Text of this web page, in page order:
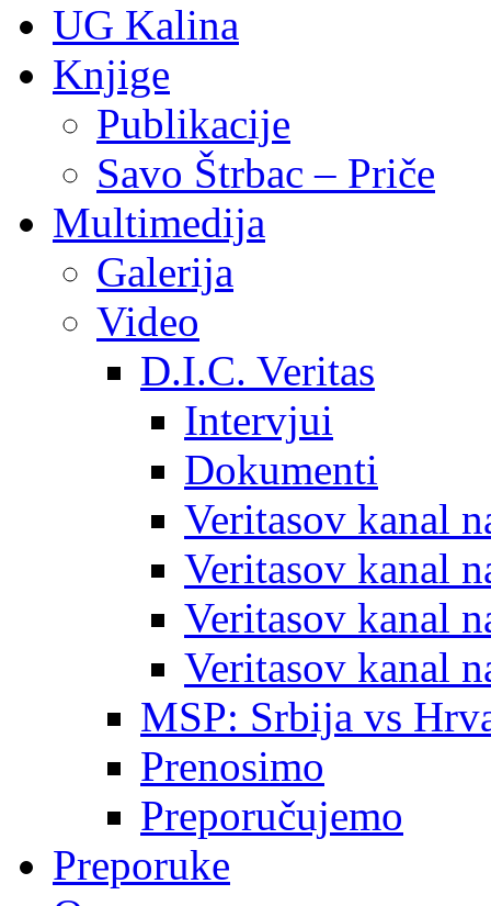
UG Kalina
Knjige
Publikacije
Savo Štrbac – Priče
Multimedija
Galerija
Video
D.I.C. Veritas
Intervjui
Dokumenti
Veritasov kanal
Veritasov kanal
Veritasov kanal
Veritasov kanal
MSP: Srbija vs
Prenosimo
Preporučujemo
Preporuke